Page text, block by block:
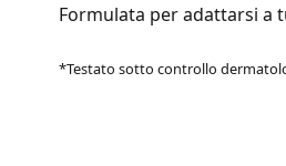
Formulata per adattarsi a
*Testato sotto controllo